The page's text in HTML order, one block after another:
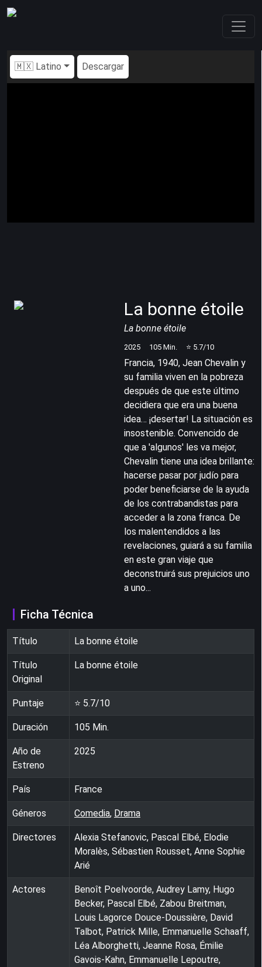
🇲🇽 Latino Descargar
La bonne étoile
La bonne étoile
2025 105 Min. ⭐ 5.7/10
Francia, 1940, Jean Chevalin y
su familia viven en la pobreza
después de que este último
decidiera que era una buena
idea… ¡desertar! La situación es
insostenible. Convencido de
que a 'algunos' les va mejor,
Chevalin tiene una idea brillante:
hacerse pasar por judío para
poder beneficiarse de la ayuda
de los contrabandistas para
acceder a la zona franca. De
los malentendidos a las
revelaciones, guiará a su familia
en este gran viaje que
deconstruirá sus prejuicios uno
a uno...
Ficha Técnica
Título La bonne étoile
Título
Original
La bonne étoile
Puntaje ⭐ 5.7/10
Duración 105 Min.
Año de
Estreno
2025
País France
Géneros Comedia, Drama
Directores
Alexia Stefanovic, Pascal Elbé, Elodie
Moralès, Sébastien Rousset, Anne Sophie
Arié
Actores
Benoît Poelvoorde, Audrey Lamy, Hugo
Becker, Pascal Elbé, Zabou Breitman,
Louis Lagorce Douce-Doussière, David
Talbot, Patrick Mille, Emmanuelle Schaaff,
Léa Alborghetti, Jeanne Rosa, Émilie
Gavois-Kahn, Emmanuelle Lepoutre,